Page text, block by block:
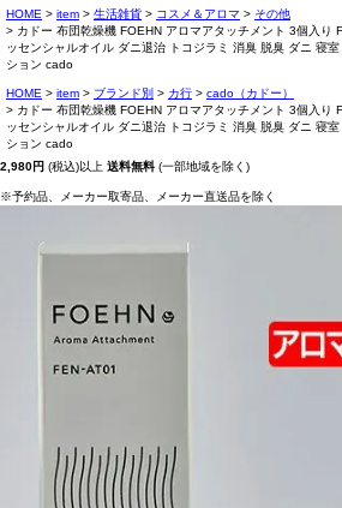
HOME item 生活雑貨 コスメ＆アロマ
その他
カドー 布団乾燥機 FOEHN アロマアタッチメント 3個入り
ッセンシャルオイル ダニ退治 トコジラミ 消臭 脱臭 ダニ 寝
ション cado
HOME item ブランド別 カ行
cado（カドー）
カドー 布団乾燥機 FOEHN アロマアタッチメント 3個入り
ッセンシャルオイル ダニ退治 トコジラミ 消臭 脱臭 ダニ 寝
ション cado
2,980円 (税込)以上 送料無料 (一部地域を除く)
※予約品、メーカー取寄品、メーカー直送品を除く